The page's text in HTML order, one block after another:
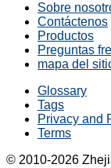
Sobre
Contáctenos
Productos
Preguntas
mapa del
Glossary
Tags
Privacy and
Terms
© 2010-2026